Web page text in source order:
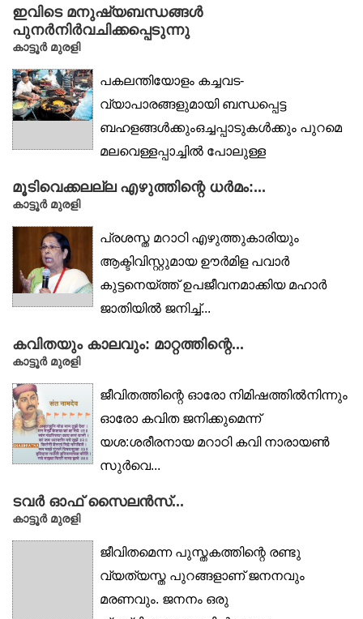
ഇവിടെ മനുഷ്യബന്ധങ്ങൾ
പുനർനിർവചിക്കപ്പെടുന്നു
കാട്ടൂര്‍ മുരളി
പകലന്തിയോളം കച്ചവട-
വ്യാപാരങ്ങളുമായി ബന്ധപ്പെട്ട
ബഹളങ്ങൾക്കുംഒച്ചപ്പാടുകൾക്കും പുറമെ
മലവെള്ളപ്പാച്ചിൽ പോലുള്ള
തിരക്കൊഴിയാത്ത മുസ്ലിം...
മൂടിവെക്കലല്ല എഴുത്തിന്റെ ധർമം:...
കാട്ടൂര്‍ മുരളി
പ്രശസ്ത മറാഠി എഴുത്തുകാരിയും
ആക്ടിവിസ്റ്റുമായ ഊർമിള പവാർ
കുട്ടനെയ്ത്ത് ഉപജീവനമാക്കിയ മഹാർ
ജാതിയിൽ ജനിച്ച്...
കവിതയും കാലവും: മാറ്റത്തിന്റെ...
കാട്ടൂര്‍ മുരളി
ജീവിതത്തിന്റെ ഓരോ നിമിഷത്തിൽനിന്നും
ഓരോ കവിത ജനിക്കുമെന്ന്
യശ:ശരീരനായ മറാഠി കവി നാരായൺ
സുർവെ...
ടവർ ഓഫ് സൈലൻസ്...
കാട്ടൂര്‍ മുരളി
ജീവിതമെന്ന പുസ്തകത്തിന്റെ രണ്ടു
വ്യത്യസ്ത പുറങ്ങളാണ് ജനനവും
മരണവും. ജനനം ഒരു